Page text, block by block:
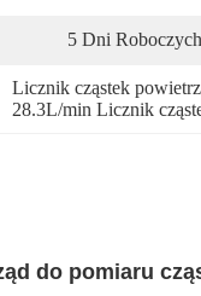
5 Dni Roboczych
Licznik cząstek
28.3L/min Licznik
do pomiaru